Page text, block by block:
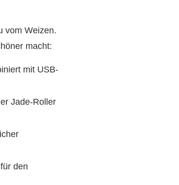
vom Weizen.
macht:
mit USB-
Jade-Roller
den